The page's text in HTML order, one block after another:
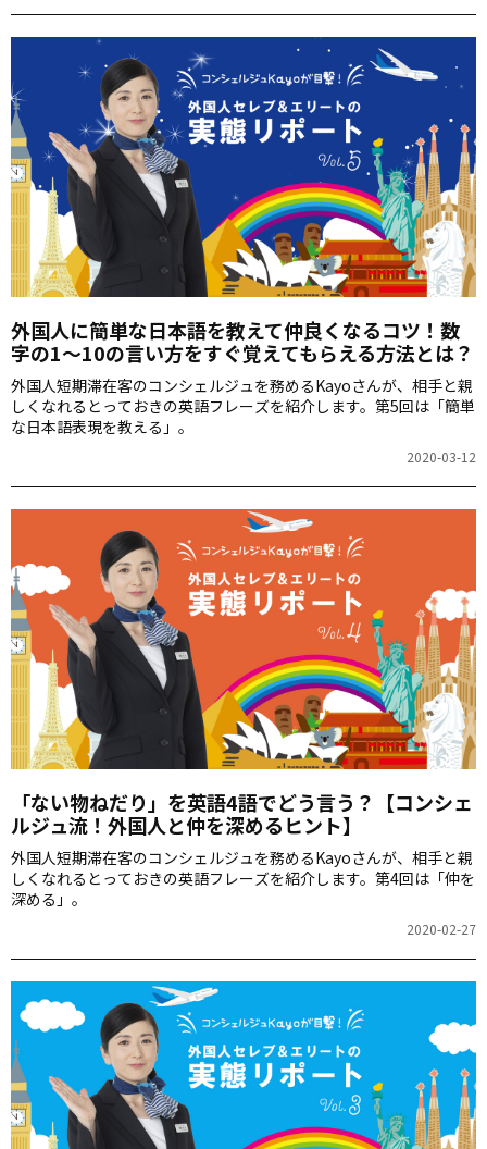
外国人に簡単な日本語を教えて仲良くなるコツ！数
字の1～10の言い方をすぐ覚えてもらえる方法とは？
外国人短期滞在客のコンシェルジュを務めるKayoさんが、相手と親
しくなれるとっておきの英語フレーズを紹介します。第5回は「簡単
な日本語表現を教える」。
2020-03-12
「ない物ねだり」を英語4語でどう言う？【コンシェ
ルジュ流！外国人と仲を深めるヒント】
外国人短期滞在客のコンシェルジュを務めるKayoさんが、相手と親
しくなれるとっておきの英語フレーズを紹介します。第4回は「仲を
深める」。
2020-02-27